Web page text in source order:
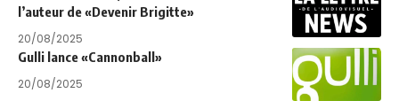
l’auteur de «Devenir Brigitte»
20/08/2025
Gulli lance «Cannonball»
20/08/2025